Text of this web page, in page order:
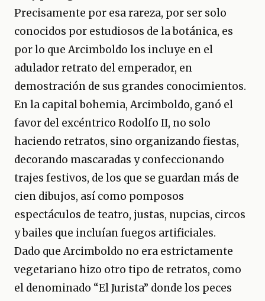
Precisamente por esa rareza, por ser solo
conocidos por estudiosos de la botánica, es
por lo que Arcimboldo los incluye en el
adulador retrato del emperador, en
demostración de sus grandes conocimientos.
En la capital bohemia, Arcimboldo, ganó el
favor del excéntrico Rodolfo II, no solo
haciendo retratos, sino organizando fiestas,
decorando mascaradas y confeccionando
trajes festivos, de los que se guardan más de
cien dibujos, así como pomposos
espectáculos de teatro, justas, nupcias, circos
y bailes que incluían fuegos artificiales.
Dado que Arcimboldo no era estrictamente
vegetariano hizo otro tipo de retratos, como
el denominado “El Jurista” donde los peces